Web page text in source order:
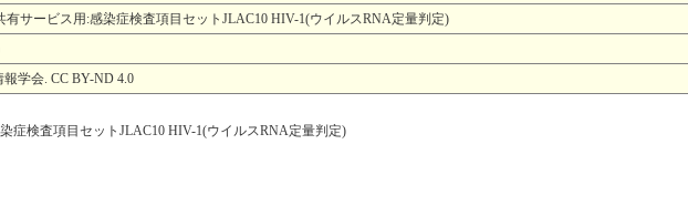
有サービス用:感染症検査項目セットJLAC10 HIV-1(ウイルスRNA定量判定)
報学会. CC BY-ND 4.0
症検査項目セットJLAC10 HIV-1(ウイルスRNA定量判定)